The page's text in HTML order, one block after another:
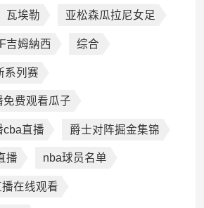
瓦埃勒 亚松森瓜拉尼女足
吉姆納西 综合
系列赛
费观看瓜子
cba直播 爵士对阵掘金集锦
播 nba球员名单
在线观看